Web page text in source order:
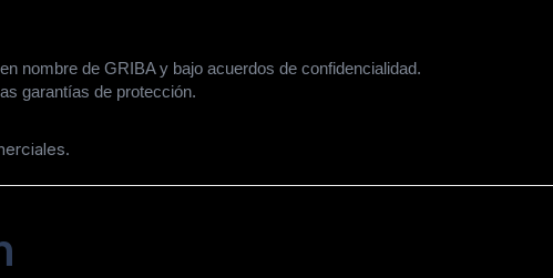
nombre de GRIBA y bajo acuerdos de confidencialidad.
garantías de protección.